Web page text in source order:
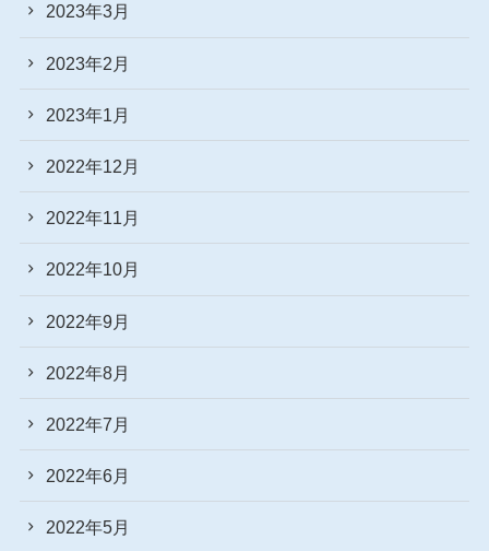
2023年3月
2023年2月
2023年1月
2022年12月
2022年11月
2022年10月
2022年9月
2022年8月
2022年7月
2022年6月
2022年5月